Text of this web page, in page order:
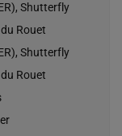
Shutterfly
Rouet
Shutterfly
Rouet